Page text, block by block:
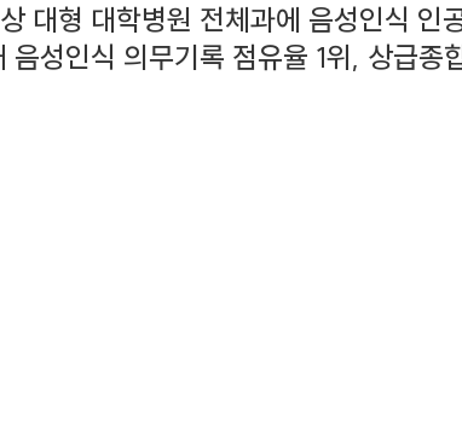
대형 대학병원 전체과에 음성인식 인
성인식 의무기록 점유율 1위, 상급